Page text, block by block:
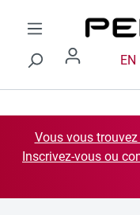
Passer au contenu
EN
Vous vous
Inscrivez-vous ou